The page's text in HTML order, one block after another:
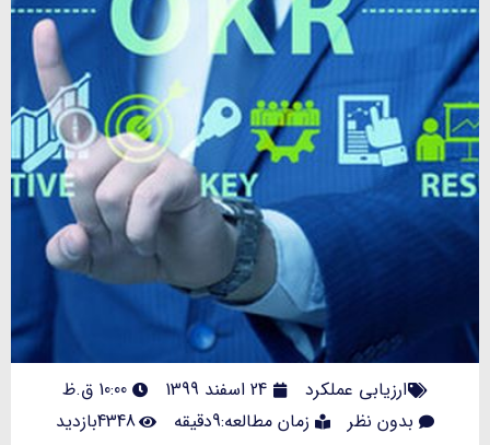
ارزیابی عملکرد 24 اسفند 1399
10:00 ق.ظ
بدون نظر
زمان مطالعه:9دقیقه 4348بازدید